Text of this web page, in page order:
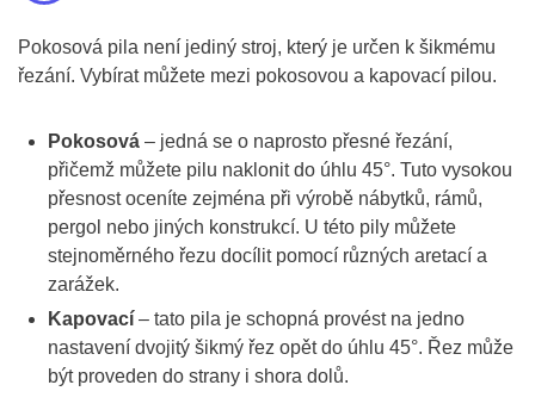
Pokosová pila není jediný stroj, který je určen k šikmému
řezání. Vybírat můžete mezi pokosovou a kapovací pilou.
Pokosová – jedná se o naprosto přesné řezání,
přičemž můžete pilu naklonit do úhlu 45°. Tuto vysokou
přesnost oceníte zejména při výrobě nábytků, rámů,
pergol nebo jiných konstrukcí. U této pily můžete
stejnoměrného řezu docílit pomocí různých aretací a
zarážek.
Kapovací – tato pila je schopná provést na jedno
nastavení dvojitý šikmý řez opět do úhlu 45°. Řez může
být proveden do strany i shora dolů.